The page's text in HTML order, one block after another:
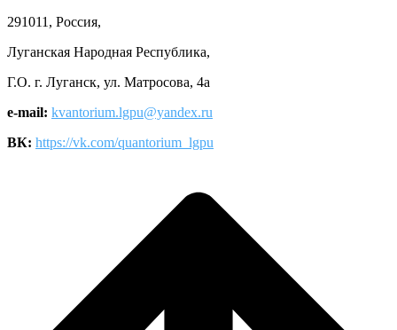
291011, Россия,
Луганская Народная Республика,
Г.О. г. Луганск, ул. Матросова, 4а
e-mail: kvantorium.lgpu@yandex.ru
ВК: https://vk.com/quantorium_lgpu